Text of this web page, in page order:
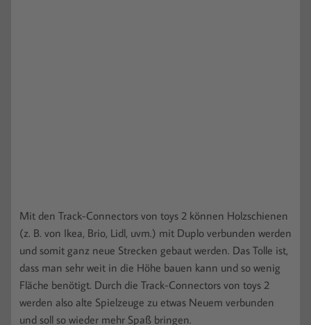
Mit den Track-Connectors von toys 2 können Holzschienen
(z. B. von Ikea, Brio, Lidl, uvm.) mit Duplo verbunden werden
und somit ganz neue Strecken gebaut werden. Das Tolle ist,
dass man sehr weit in die Höhe bauen kann und so wenig
Fläche benötigt. Durch die Track-Connectors von toys 2
werden also alte Spielzeuge zu etwas Neuem verbunden
und soll so wieder mehr Spaß bringen.